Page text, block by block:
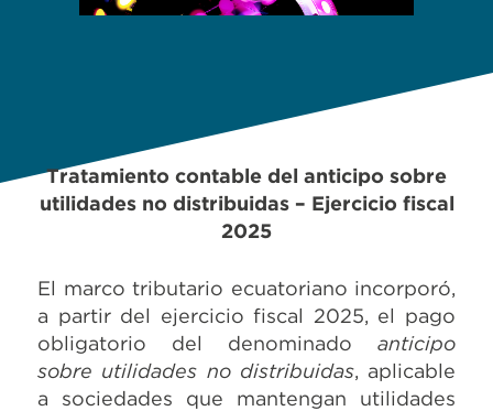
Tratamiento contable del anticipo sobre
utilidades no distribuidas – Ejercicio fiscal
2025
El marco tributario ecuatoriano incorporó,
a partir del ejercicio fiscal 2025, el pago
obligatorio del denominado anticipo
sobre utilidades no distribuidas, aplicable
a sociedades que mantengan utilidades